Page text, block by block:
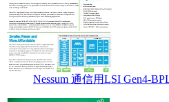
Nessum 通信用LSI Gen4-